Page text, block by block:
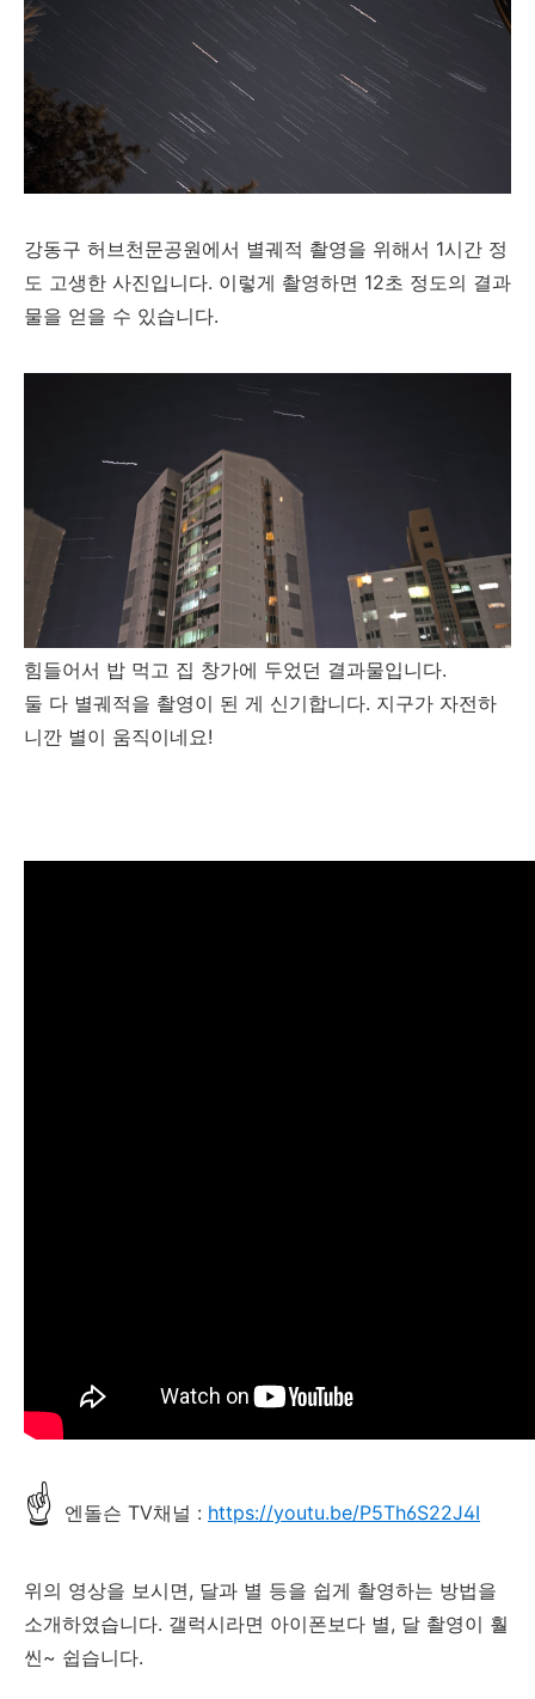
강동구 허브천문공원에서 별궤적 촬영을 위해서 1시간 정
도 고생한 사진입니다. 이렇게 촬영하면 12초 정도의 결과
물을 얻을 수 있습니다.
힘들어서 밥 먹고 집 창가에 두었던 결과물입니다.
둘 다 별궤적을 촬영이 된 게 신기합니다. 지구가 자전하
니깐 별이 움직이네요!
☝ 엔돌슨 TV채널 : https://youtu.be/P5Th6S22J4I
위의 영상을 보시면, 달과 별 등을 쉽게 촬영하는 방법을
소개하였습니다. 갤럭시라면 아이폰보다 별, 달 촬영이 훨
씬~ 쉽습니다.